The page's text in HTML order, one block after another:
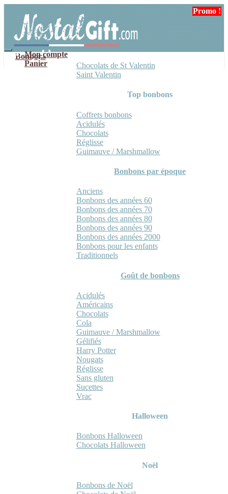
navigation
contenu
Mon compte
Panier
Bonbons
Chocolats de St Valentin
Saint Valentin
Top bonbons
Coffrets bonbons
Acidulés
Chocolats
Réglisse
Guimauve / Marshmallow
Bonbons par époque
Anciens
Bonbons des années 60
Bonbons des années 70
Bonbons des années 80
Bonbons des années 90
Bonbons des années 2000
Bonbons pour les enfants
Traditionnels
Goût de bonbons
Acidulés
Américains
Chocolats
Cola
Guimauve / Marshmallow
Gélifiés
Harry Potter
Nougats
Réglisse
Sans gluten
Sucettes
Vrac
Halloween
Bonbons Halloween
Chocolats Halloween
Noël
Bonbons de Noël
Promo !